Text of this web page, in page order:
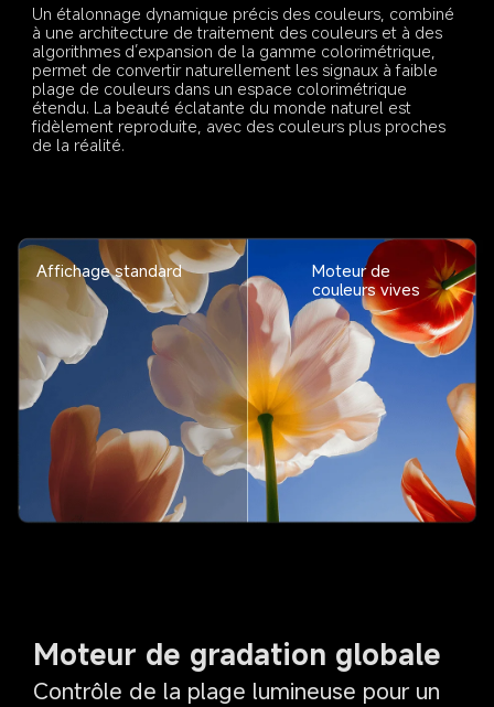
Un étalonnage dynamique précis des couleurs, combiné
à une architecture de traitement des couleurs et à des
algorithmes d’expansion de la gamme colorimétrique,
permet de convertir naturellement les signaux à faible
plage de couleurs dans un espace colorimétrique
étendu. La beauté éclatante du monde naturel est
fidèlement reproduite, avec des couleurs plus proches
de la réalité.
Affichage standard
Moteur de
couleurs vives
Moteur de gradation globale
Contrôle de la plage lumineuse pour un